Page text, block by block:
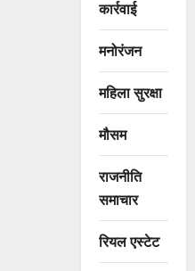
कार्रवाई
मनोरंजन
महिला सुरक्षा
मौसम
राजनीति
समाचार
रियल एस्टेट